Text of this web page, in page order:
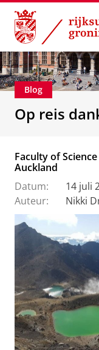
Skip
Content
Skip
Navigation
Alumni
Blog
Op reis
Faculty of
Auckland
Datum:
14 juli
Auteur:
Nikki